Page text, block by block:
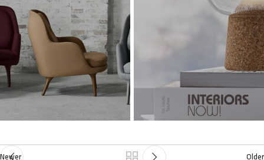
Newer Older